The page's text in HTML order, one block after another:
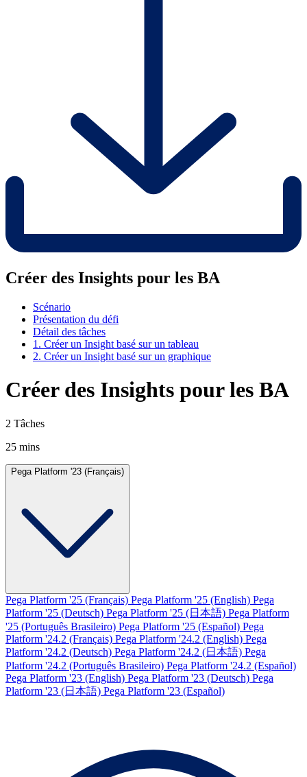
Créer des Insights pour les BA
Scénario
Présentation du défi
Détail des tâches
1. Créer un Insight basé sur un tableau
2. Créer un Insight basé sur un graphique
Créer des Insights pour les BA
2 Tâches
25 mins
Pega Platform '23 (Français)
Pega Platform '25 (Français) Pega Platform '25 (English) Pega
Platform '25 (Deutsch) Pega Platform '25 (日本語) Pega Platform
'25 (Português Brasileiro) Pega Platform '25 (Español) Pega
Platform '24.2 (Français) Pega Platform '24.2 (English) Pega
Platform '24.2 (Deutsch) Pega Platform '24.2 (日本語) Pega
Platform '24.2 (Português Brasileiro) Pega Platform '24.2 (Español)
Pega Platform '23 (English) Pega Platform '23 (Deutsch) Pega
Platform '23 (日本語) Pega Platform '23 (Español)